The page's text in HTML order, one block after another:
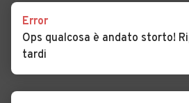
Auto usate Rocca di Neto
Error
Ops qualcosa è andato storto!
tardi